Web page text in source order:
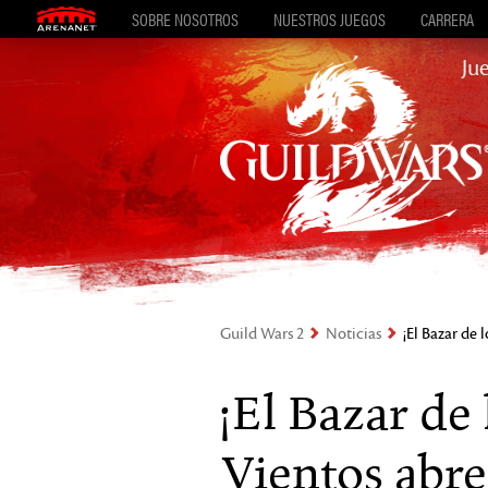
SOBRE NOSOTROS NUESTROS JUEGOS CARRERA
Guild Wars 2 Noticias ¡El Bazar
¡El Bazar
Vientos